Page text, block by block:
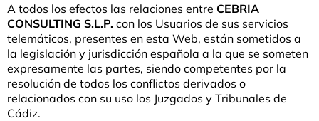
A todos los efectos las relaciones entre CEBRIA
CONSULTING S.L.P. con los Usuarios de sus servicios
telemáticos, presentes en esta Web, están sometidos a
la legislación y jurisdicción española a la que se someten
expresamente las partes, siendo competentes por la
resolución de todos los conflictos derivados o
relacionados con su uso los Juzgados y Tribunales de
Cádiz.